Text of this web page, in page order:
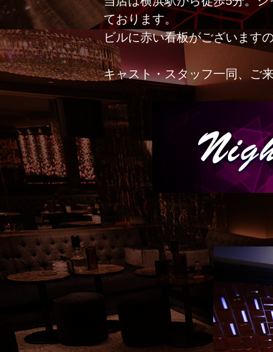
ております。
ビルに赤い看板がございます
キャスト・スタッフ一同、ご